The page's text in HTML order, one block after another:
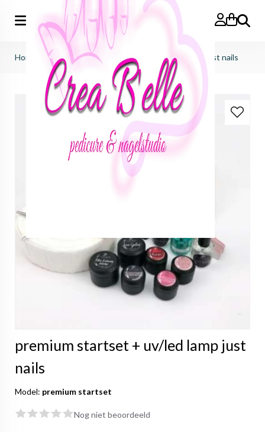
Zoeken
Home startsets>premium startset + uv/led lamp just nails
premium startset + uv/led lamp just
nails
Model: premium startset
Nog niet beoordeeld